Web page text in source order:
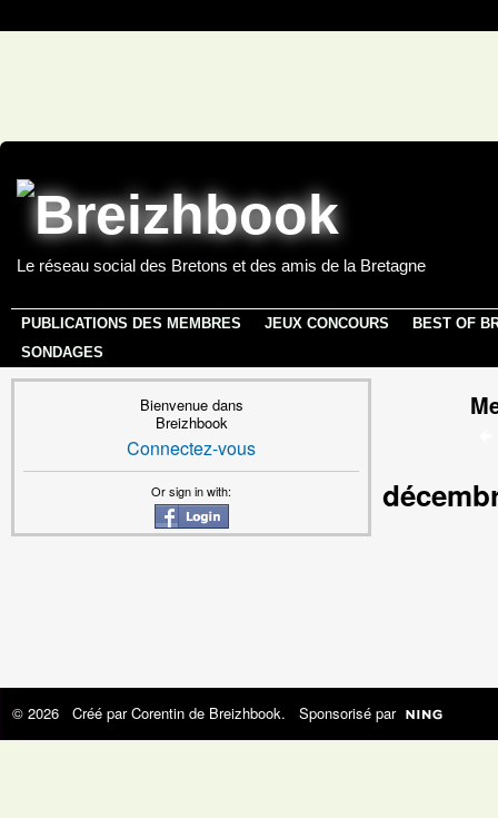
Le réseau social des Bretons et des amis de la Bretagne
PUBLICATIONS DES MEMBRES JEUX CONCOURS
BEST OF
SONDAGES
Bienvenue dans
Breizhbook
Connectez-vous
Or sign in with:
© 2026 Créé parCorentin de Breizhbook. Sponsorisé par